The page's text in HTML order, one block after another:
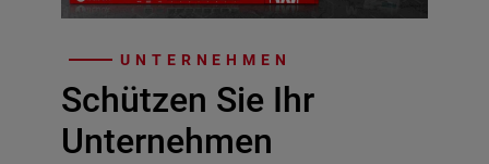
UNTERNEHMEN
Schützen Sie Ihr
Unternehmen